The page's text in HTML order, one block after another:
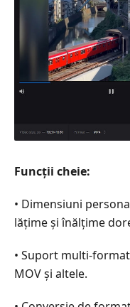
Funcții cheie:
• Dimensiuni
lățime și înălțime
• Suport
MOV și altele.